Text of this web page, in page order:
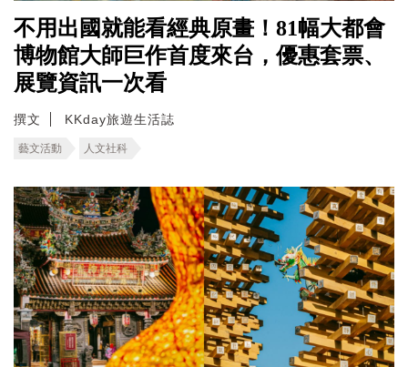
不用出國就能看經典原畫！81幅大都會
博物館大師巨作首度來台，優惠套票、
展覽資訊一次看
撰文 KKday旅遊生活誌
藝文活動 人文社科